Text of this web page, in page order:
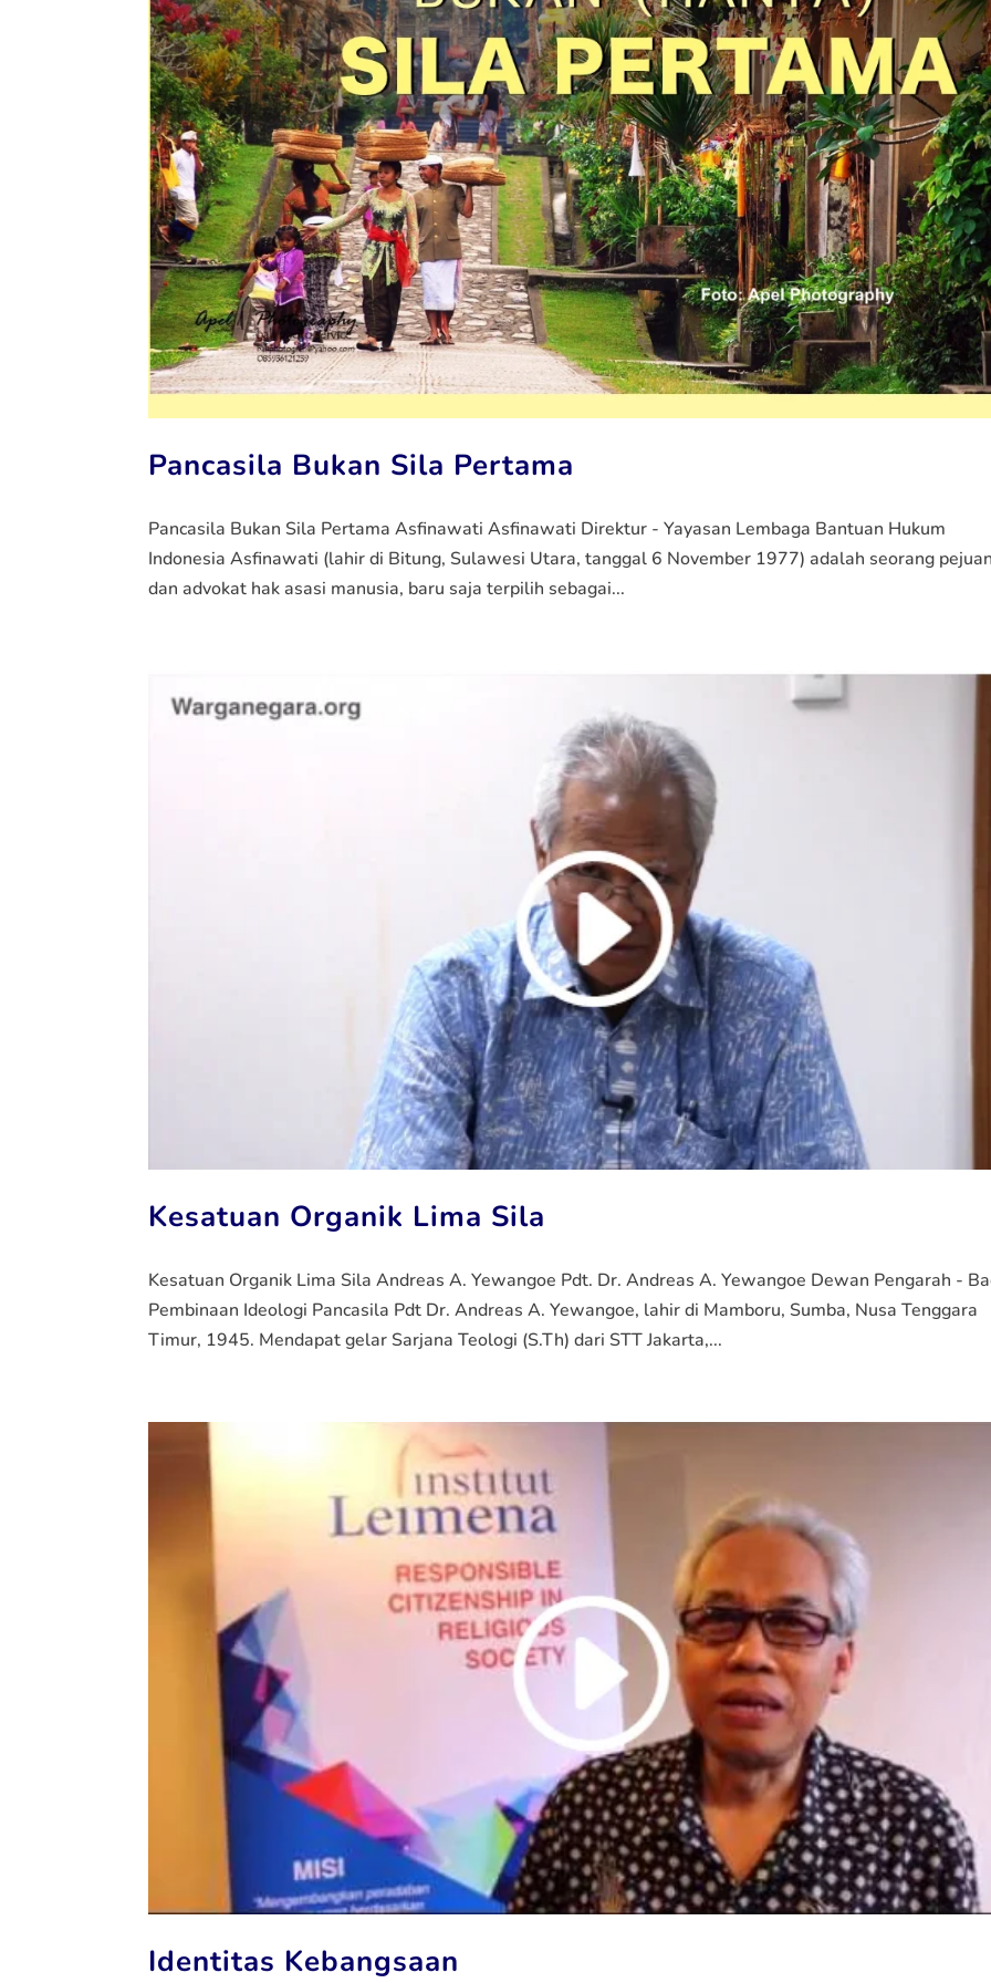
Pancasila Bukan Sila Pertama
Pancasila Bukan Sila Pertama Asfinawati Asfinawati Direktur - Yayasan Lembaga Bantuan Hukum
Indonesia Asfinawati (lahir di Bitung, Sulawesi Utara, tanggal 6 November 1977) adalah seorang
dan advokat hak asasi manusia, baru saja terpilih sebagai...
Kesatuan Organik Lima Sila
Kesatuan Organik Lima Sila Andreas A. Yewangoe Pdt. Dr. Andreas A. Yewangoe Dewan Pengarah -
Pembinaan Ideologi Pancasila Pdt Dr. Andreas A. Yewangoe, lahir di Mamboru, Sumba, Nusa Tenggara
Timur, 1945. Mendapat gelar Sarjana Teologi (S.Th) dari STT Jakarta,...
Identitas Kebangsaan